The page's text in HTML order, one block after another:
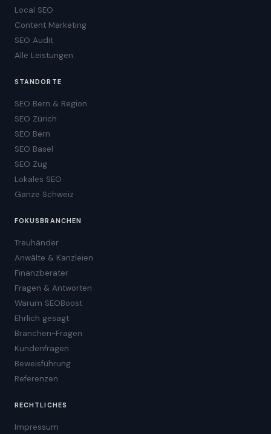
Local SEO
Content Marketing
SEO Audit
Alle Leistungen
STANDORTE
SEO Bern & Region
SEO Zürich
SEO Bern
SEO Basel
SEO Zug
Lokales SEO
Ganze Schweiz
FOKUSBRANCHEN
Treuhänder
Anwälte & Kanzleien
Finanzberater
Fragen & Antworten
Warum SEOBoost
Ehrlich gesagt
Branchen-Fragen
Kundenfragen
Beweisführung
Referenzen
RECHTLICHES
Impressum